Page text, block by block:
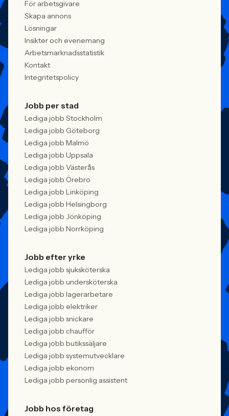
För arbetsgivare
Skapa annons
Lösningar
Insikter och evenemang
Arbetsmarknadsstatistik
Kontakt
Integritetspolicy
Jobb per stad
Lediga jobb Stockholm
Lediga jobb Göteborg
Lediga jobb Malmö
Lediga jobb Uppsala
Lediga jobb Västerås
Lediga jobb Örebro
Lediga jobb Linköping
Lediga jobb Helsingborg
Lediga jobb Jönköping
Lediga jobb Norrköping
Jobb efter yrke
Lediga jobb sjuksköterska
Lediga jobb undersköterska
Lediga jobb lagerarbetare
Lediga jobb elektriker
Lediga jobb snickare
Lediga jobb chaufför
Lediga jobb butikssäljare
Lediga jobb systemutvecklare
Lediga jobb ekonom
Lediga jobb personlig assistent
Jobb hos företag